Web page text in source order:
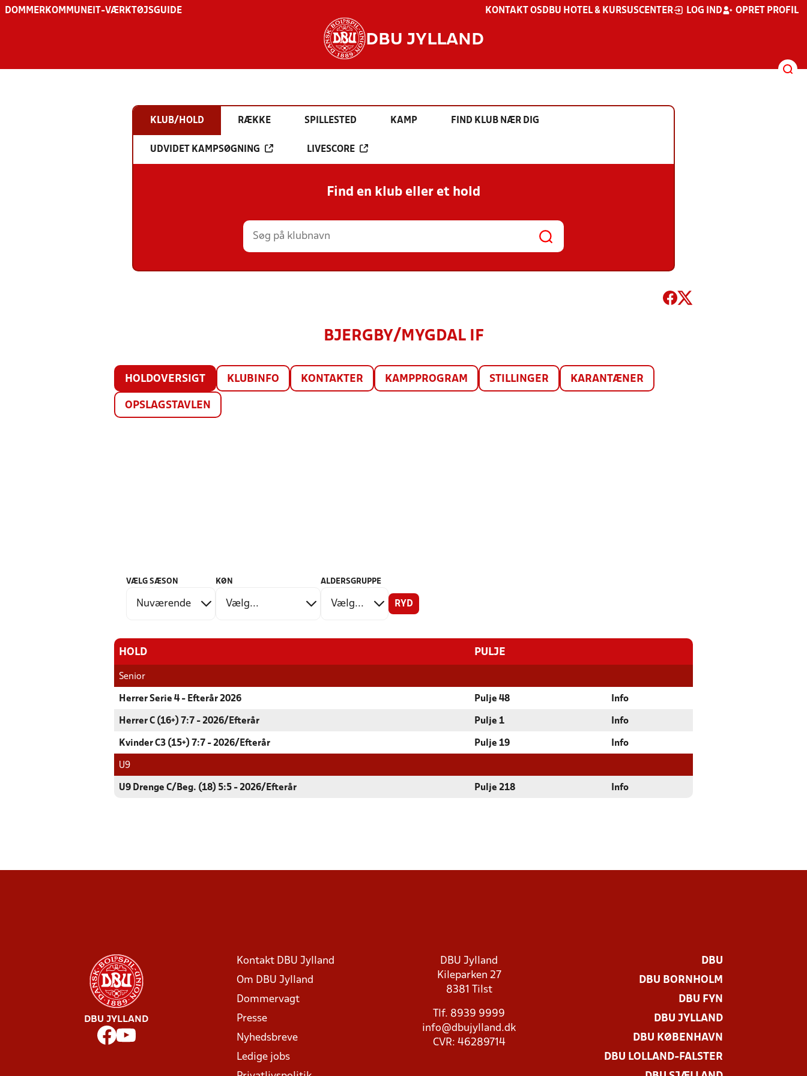
DOMMER KOMMUNE IT-VÆRKTØJSGUIDE KONTAKT OS DBU HOTEL & KURSUSCENTER LOG IND OPRET PROFIL
DBU JYLLAND
KLUB/HOLD RÆKKE SPILLESTED KAMP FIND KLUB NÆR DIG
UDVIDET KAMPSØGNING LIVESCORE
Find en klub eller et hold
BJERGBY/MYGDAL IF
HOLDOVERSIGT KLUBINFO KONTAKTER KAMPPROGRAM STILLINGER KARANTÆNER
OPSLAGSTAVLEN
VÆLG SÆSON KØN ALDERSGRUPPE
RYD
HOLD PULJE
Senior
Herrer Serie 4 - Efterår 2026 Pulje 48 Info
Herrer C (16+) 7:7 - 2026/Efterår Pulje 1 Info
Kvinder C3 (15+) 7:7 - 2026/Efterår Pulje 19 Info
U9
U9 Drenge C/Beg. (18) 5:5 - 2026/Efterår Pulje 218 Info
DBU JYLLAND
Kontakt DBU Jylland
Om DBU Jylland
Dommervagt
Presse
Nyhedsbreve
Ledige jobs
DBU Jylland
Kileparken 27
8381 Tilst
Tlf. 8939 9999
info@dbujylland.dk
CVR: 46289714
DBU
DBU BORNHOLM
DBU FYN
DBU JYLLAND
DBU KØBENHAVN
DBU LOLLAND-FALSTER